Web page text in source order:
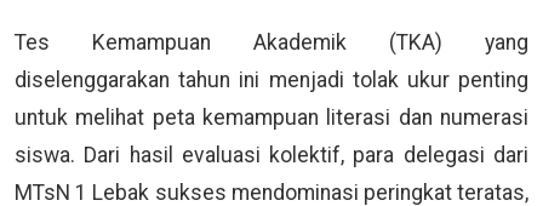
Tes Kemampuan Akademik (TKA) yang
diselenggarakan tahun ini menjadi tolak ukur penting
untuk melihat peta kemampuan literasi dan numerasi
siswa. Dari hasil evaluasi kolektif, para delegasi dari
MTsN 1 Lebak sukses mendominasi peringkat teratas,